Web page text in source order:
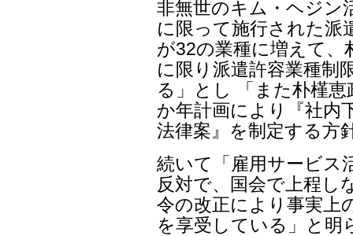
非無世のキム・ヘジン
に限って施行された派
が32の業種に増えて、
に限り派遣許容業種制
る」とし 「また朴槿
か年計画により『社内
法律案』を制定する方
続いて「雇用サービス
反対で、国会で上程し
令の改正により事実上
を享受している」と明